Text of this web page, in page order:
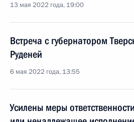
13 мая 2022 года, 19:00
Встреча с губернатором
Руденей
6 мая 2022 года, 13:55
Усилены меры